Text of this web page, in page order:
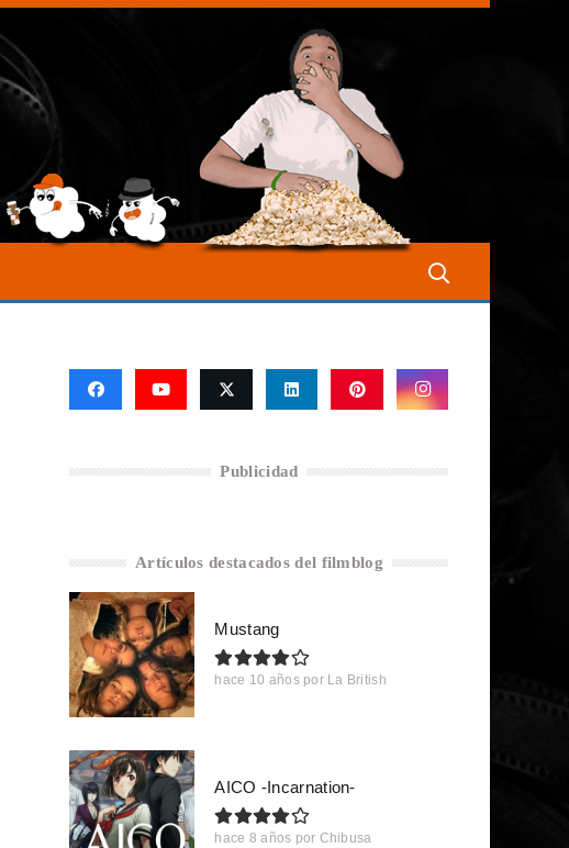
Publicidad
Artículos destacados del filmblog
Mustang
hace 10 años por La British
AICO -Incarnation-
hace 8 años por Chibusa